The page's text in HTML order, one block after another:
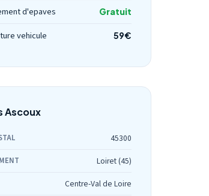
d'epaves Gratuit
vehicule 59€
Ascoux
45300
Loiret (45)
Centre-Val de Loire